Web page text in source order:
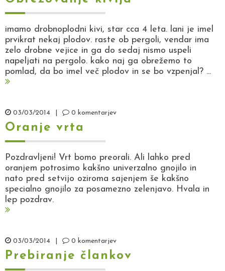
imamo drobnoplodni kivi, star cca 4 leta. lani je imel
prvikrat nekaj plodov. raste ob pergoli, vendar ima
zelo drobne vejice in ga do sedaj nismo uspeli
napeljati na pergolo. kako naj ga obrežemo to
pomlad, da bo imel več plodov in se bo vzpenjal? ...
03/03/2014 0 komentarjev
Oranje vrta
Pozdravljeni! Vrt bomo preorali. Ali lahko pred
oranjem potrosimo kakšno univerzalno gnojilo in
nato pred setvijo oziroma sajenjem še kakšno
specialno gnojilo za posamezno zelenjavo. Hvala in
lep pozdrav.
03/03/2014 0 komentarjev
Prebiranje člankov